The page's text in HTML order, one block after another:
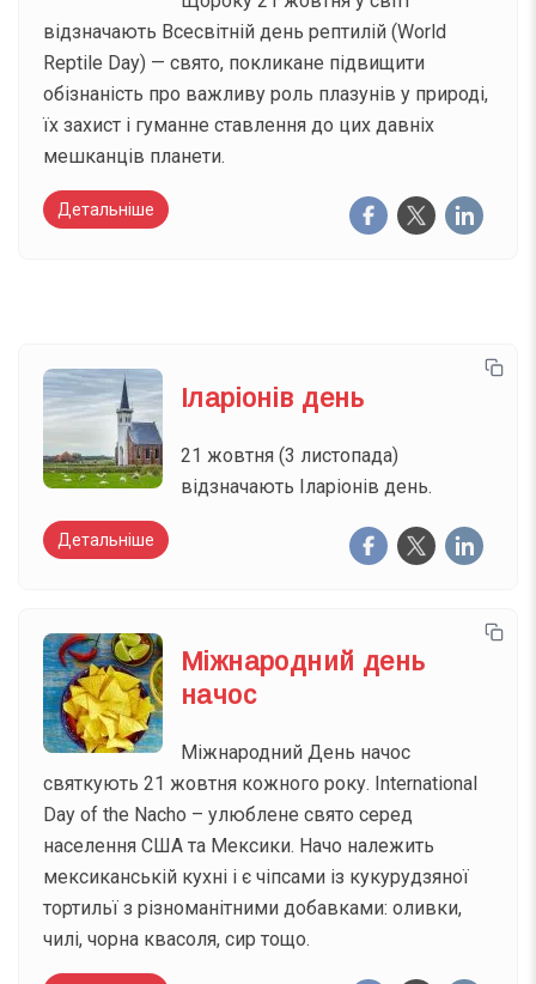
відзначають Всесвітній день рептилій (World
Reptile Day) — свято, покликане підвищити
обізнаність про важливу роль плазунів у природі,
їх захист і гуманне ставлення до цих давніх
мешканців планети.
Детальніше
Іларіонів день
21 жовтня (3 листопада)
відзначають Іларіонів день.
Детальніше
Міжнародний день
начос
Міжнародний День начос
святкують 21 жовтня кожного року. International
Day of the Nacho – улюблене свято серед
населення США та Мексики. Начо належить
мексиканській кухні і є чіпсами із кукурудзяної
тортильї з різноманітними добавками: оливки,
чилі, чорна квасоля, сир тощо.